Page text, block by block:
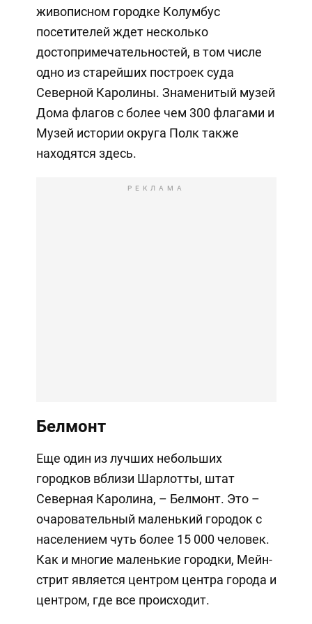
живописном городке Колумбус
посетителей ждет несколько
достопримечательностей, в том числе
одно из старейших построек суда
Северной Каролины. Знаменитый музей
Дома флагов с более чем 300 флагами и
Музей истории округа Полк также
находятся здесь.
РЕКЛАМА
Белмонт
Еще один из лучших небольших
городков вблизи Шарлотты, штат
Северная Каролина, – Белмонт. Это –
очаровательный маленький городок с
населением чуть более 15 000 человек.
Как и многие маленькие городки, Мейн-
стрит является центром центра города и
центром, где все происходит.